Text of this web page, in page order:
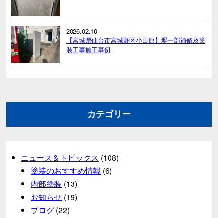
2026.02.10
【宮城県仙台市宮城野区小田原】塀一部補修及塗
装工事施工事例
カテゴリー
ニュース＆トピックス (108)
塗装のおすすめ情報 (6)
内部塗装 (13)
お知らせ (19)
ブログ (22)